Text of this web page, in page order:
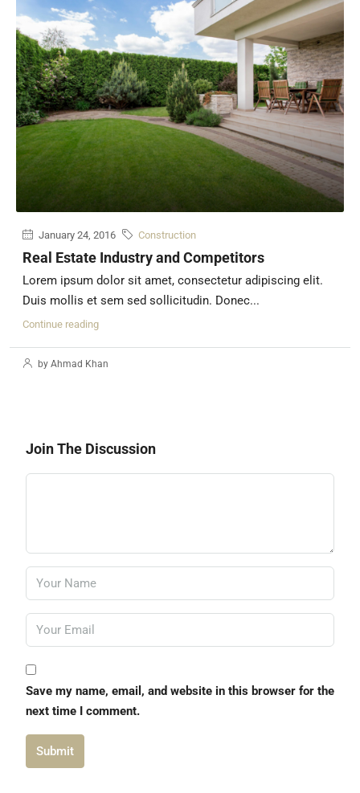
January 24, 2016 Construction
Real Estate Industry and Competitors
Lorem ipsum dolor sit amet, consectetur adipiscing elit.
Duis mollis et sem sed sollicitudin. Donec...
Continue reading
by Ahmad Khan
Join The Discussion
Save my name, email, and website in this browser for the
next time I comment.
Submit